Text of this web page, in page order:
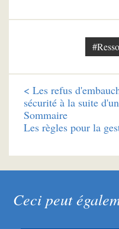
< Les refus
sécurité à la suite
Sommaire
Les règles pour la
Ceci peut